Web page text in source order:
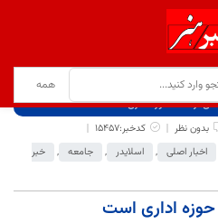
ای از آفات حوزه اداری است
بدون نظر
کدخبر:15457
اخبار اصلی , اسلایدر , جامعه ,
خبر
حوزه اداری است